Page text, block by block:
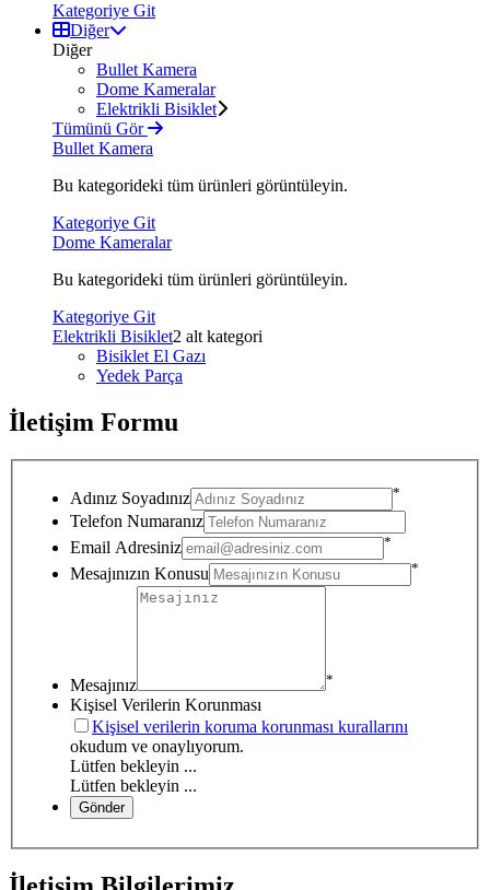
Kategoriye Git
Diğer
Diğer
Bullet Kamera
Dome Kameralar
Elektrikli Bisiklet
Tümünü Gör
Bullet Kamera
Bu kategorideki tüm ürünleri görüntüleyin.
Kategoriye Git
Dome Kameralar
Bu kategorideki tüm ürünleri görüntüleyin.
Kategoriye Git
Elektrikli Bisiklet2 alt kategori
Bisiklet El Gazı
Yedek Parça
İletişim Formu
Adınız Soyadınız *
Telefon Numaranız
Email Adresiniz
*
Mesajınızın Konusu *
Mesajınız *
Kişisel Verilerin Korunması
Kişisel verilerin koruma korunması kurallarını
okudum ve onaylıyorum.
Lütfen bekleyin ...
Lütfen bekleyin ...